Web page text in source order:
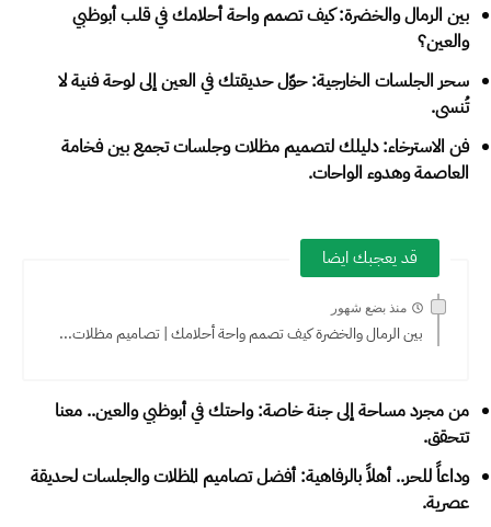
بين الرمال والخضرة: كيف تصمم واحة أحلامك في قلب أبوظبي
والعين؟
سحر الجلسات الخارجية: حوّل حديقتك في العين إلى لوحة فنية لا
تُنسى.
فن الاسترخاء: دليلك لتصميم مظلات وجلسات تجمع بين فخامة
العاصمة وهدوء الواحات.
قد يعجبك ايضا
منذ بضع شهور
بين الرمال والخضرة كيف تصمم واحة أحلامك | تصاميم مظلات...
من مجرد مساحة إلى جنة خاصة: واحتك في أبوظبي والعين.. معنا
تتحقق.
وداعاً للحر.. أهلاً بالرفاهية: أفضل تصاميم المظلات والجلسات لحديقة
عصرية.